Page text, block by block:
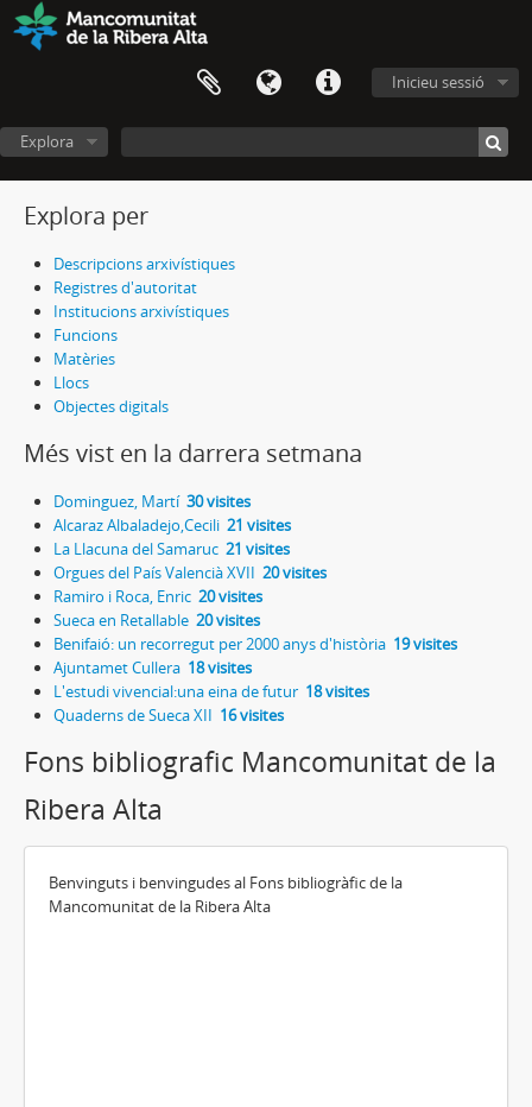
Inicieu sessió
Explora
Explora per
Descripcions arxivístiques
Registres d'autoritat
Institucions arxivístiques
Funcions
Matèries
Llocs
Objectes digitals
Més vist en la darrera setmana
Dominguez, Martí30 visites
Alcaraz Albaladejo,Cecili 21 visites
La Llacuna del Samaruc 21 visites
Orgues del País Valencià XVII 20 visites
Ramiro i Roca, Enric 20 visites
Sueca en Retallable 20 visites
Benifaió: un recorregut per 2000 anys d'història 19 visites
Ajuntamet Cullera 18 visites
L'estudi vivencial:una eina de futur 18 visites
Quaderns de Sueca XII 16 visites
Fons bibliografic Mancomunitat de la
Ribera Alta
Benvinguts i benvingudes al Fons bibliogràfic de la
Mancomunitat de la Ribera Alta